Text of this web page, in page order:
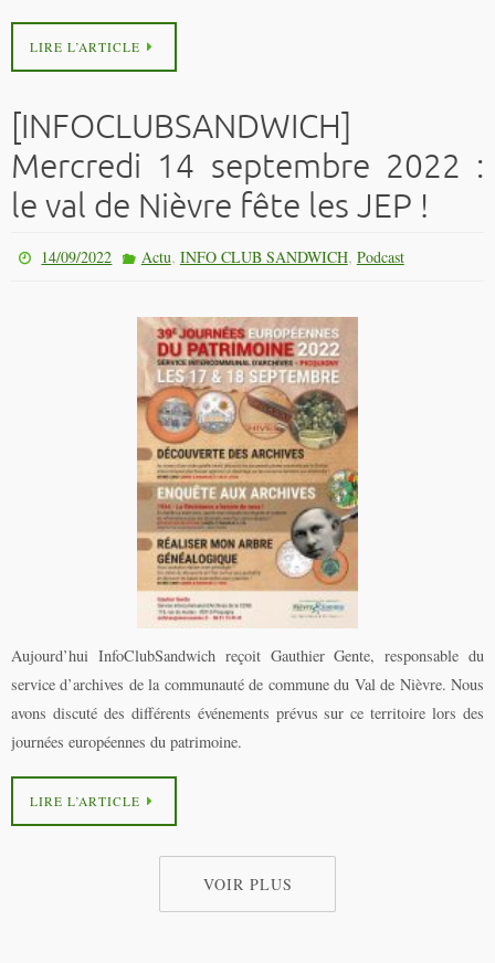
LIRE L’ARTICLE
[INFOCLUBSANDWICH]
Mercredi 14 septembre 2022 :
le val de Nièvre fête les JEP !
14/09/2022 Actu, INFO CLUB SANDWICH, Podcast
Aujourd’hui InfoClubSandwich reçoit Gauthier Gente, responsable du
service d’archives de la communauté de commune du Val de Nièvre. Nous
avons discuté des différents événements prévus sur ce territoire lors des
journées européennes du patrimoine.
LIRE L’ARTICLE
VOIR PLUS